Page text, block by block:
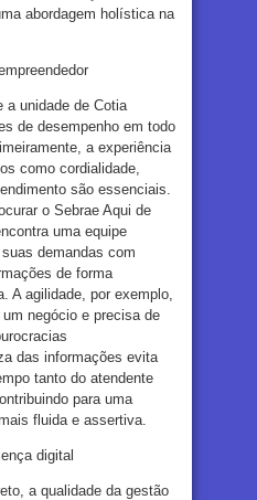
abordagem holística na
a unidade de Cotia
de desempenho em todo
a experiência
como cordialidade,
são essenciais.
o Sebrae Aqui de
uma equipe
demandas com
de forma
A agilidade, por exemplo,
negócio e precisa de
das informações evita
tanto do atendente
para uma
fluida e assertiva.
digital
a qualidade da gestão